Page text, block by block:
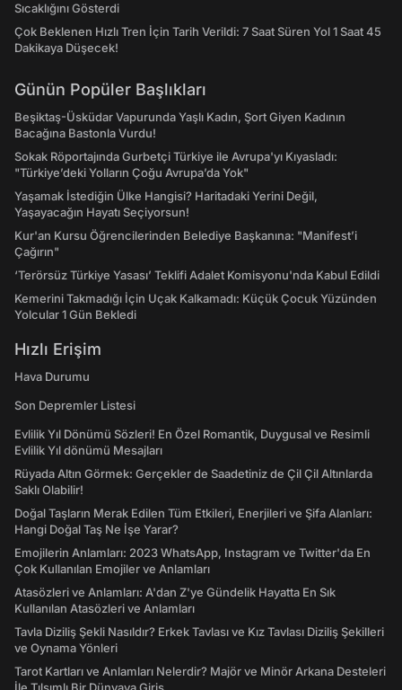
Sıcaklığını Gösterdi
Çok Beklenen Hızlı Tren İçin Tarih Verildi: 7 Saat Süren Yol 1 Saat 45
Dakikaya Düşecek!
Günün Popüler Başlıkları
Beşiktaş-Üsküdar Vapurunda Yaşlı Kadın, Şort Giyen Kadının
Bacağına Bastonla Vurdu!
Sokak Röportajında Gurbetçi Türkiye ile Avrupa'yı Kıyasladı:
"Türkiye’deki Yolların Çoğu Avrupa’da Yok"
Yaşamak İstediğin Ülke Hangisi? Haritadaki Yerini Değil,
Yaşayacağın Hayatı Seçiyorsun!
Kur'an Kursu Öğrencilerinden Belediye Başkanına: "Manifest’i
Çağırın"
‘Terörsüz Türkiye Yasası’ Teklifi Adalet Komisyonu'nda Kabul Edildi
Kemerini Takmadığı İçin Uçak Kalkamadı: Küçük Çocuk Yüzünden
Yolcular 1 Gün Bekledi
Hızlı Erişim
Hava Durumu
Son Depremler Listesi
Evlilik Yıl Dönümü Sözleri! En Özel Romantik, Duygusal ve Resimli
Evlilik Yıl dönümü Mesajları
Rüyada Altın Görmek: Gerçekler de Saadetiniz de Çil Çil Altınlarda
Saklı Olabilir!
Doğal Taşların Merak Edilen Tüm Etkileri, Enerjileri ve Şifa Alanları:
Hangi Doğal Taş Ne İşe Yarar?
Emojilerin Anlamları: 2023 WhatsApp, Instagram ve Twitter'da En
Çok Kullanılan Emojiler ve Anlamları
Atasözleri ve Anlamları: A'dan Z'ye Gündelik Hayatta En Sık
Kullanılan Atasözleri ve Anlamları
Tavla Diziliş Şekli Nasıldır? Erkek Tavlası ve Kız Tavlası Diziliş Şekilleri
ve Oynama Yönleri
Tarot Kartları ve Anlamları Nelerdir? Majör ve Minör Arkana Desteleri